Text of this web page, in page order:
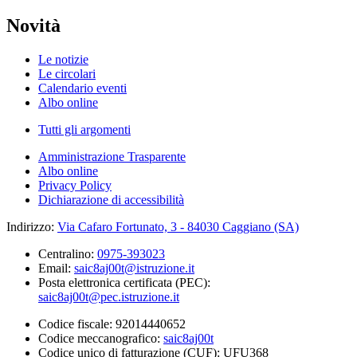
Novità
Le notizie
Le circolari
Calendario eventi
Albo online
Tutti gli argomenti
Amministrazione Trasparente
Albo online
Privacy Policy
Dichiarazione di accessibilità
Indirizzo: Via Cafaro Fortunato, 3 - 84030 Caggiano (SA)
Centralino: 0975-393023
Email: saic8aj00t@istruzione.it
Posta elettronica certificata (PEC):
saic8aj00t@pec.istruzione.it
Codice fiscale: 92014440652
Codice meccanografico: saic8aj00t
Codice unico di fatturazione (CUF): UFU368